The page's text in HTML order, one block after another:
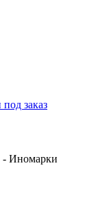
- Иномарки